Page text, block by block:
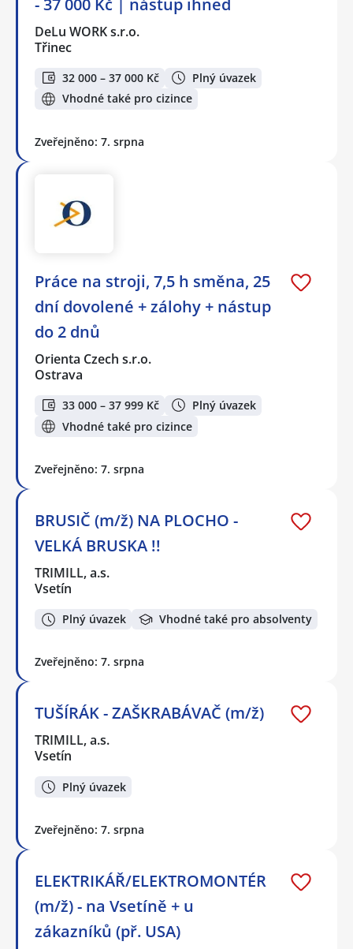
DeLu WORK s.r.o.
Třinec
32 000 – 37 000 Kč
Plný úvazek
Vhodné také pro cizince
Zveřejněno: 7. srpna
Práce na stroji, 7,5 h směna, 25
dní dovolené + zálohy + nástup
do 2 dnů
Orienta Czech s.r.o.
Ostrava
33 000 – 37 999 Kč
Plný úvazek
Vhodné také pro cizince
Zveřejněno: 7. srpna
BRUSIČ (m/ž) NA PLOCHO -
VELKÁ BRUSKA !!
TRIMILL, a.s.
Vsetín
Plný úvazek Vhodné také pro absolventy
Zveřejněno: 7. srpna
TUŠÍRÁK - ZAŠKRABÁVAČ (m/ž)
TRIMILL, a.s.
Vsetín
Plný úvazek
Zveřejněno: 7. srpna
ELEKTRIKÁŘ/ELEKTROMONTÉR
(m/ž) - na Vsetíně + u
zákazníků (př. USA)